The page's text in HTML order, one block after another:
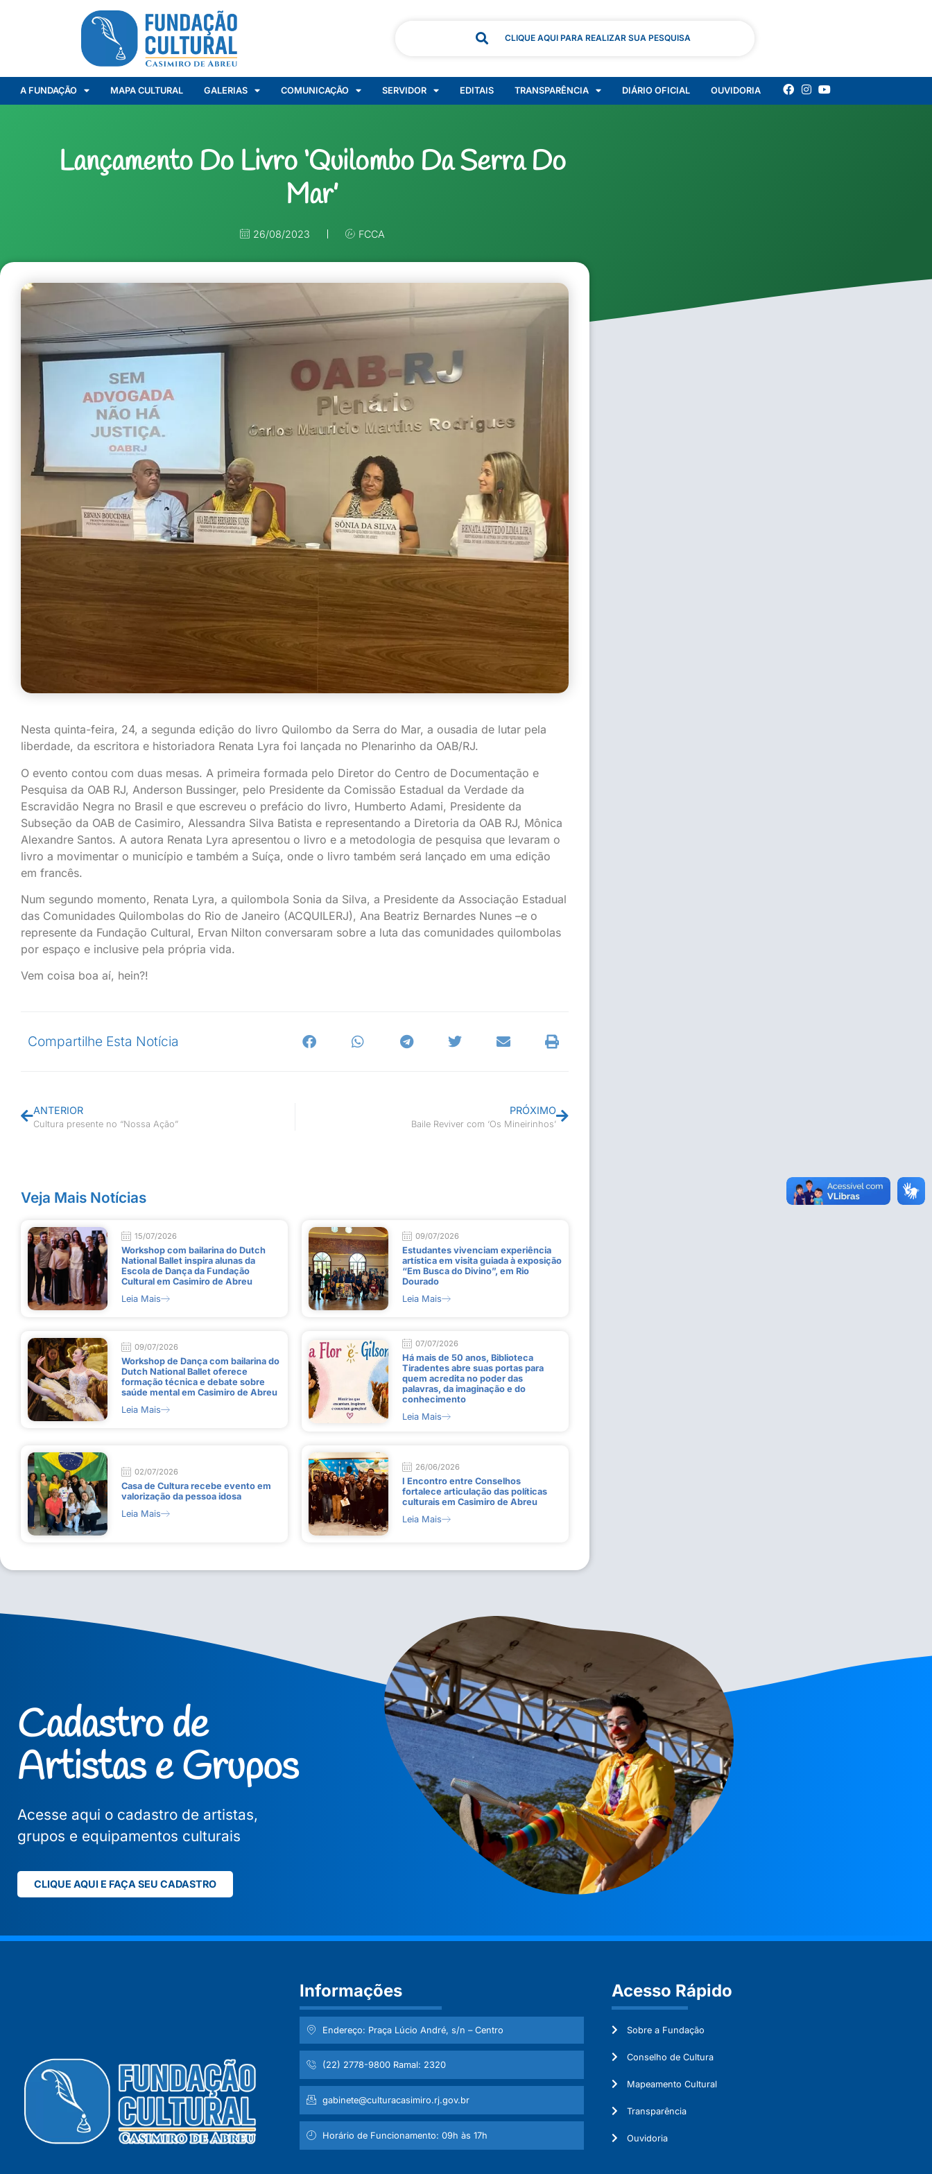
CLIQUE AQUI PARA REALIZAR SUA PESQUISA
A FUNDAÇÃO MAPA CULTURAL GALERIAS COMUNICAÇÃO SERVIDOR EDITAIS TRANSPARÊNCIA DIÁRIO OFICIAL OUVIDORIA
Lançamento Do Livro ‘Quilombo Da Serra Do
Mar’
26/08/2023 FCCA
Nesta quinta-feira, 24, a segunda edição do livro Quilombo da Serra do Mar, a ousadia de lutar pela
liberdade, da escritora e historiadora Renata Lyra foi lançada no Plenarinho da OAB/RJ.
O evento contou com duas mesas. A primeira formada pelo Diretor do Centro de Documentação e
Pesquisa da OAB RJ, Anderson Bussinger, pelo Presidente da Comissão Estadual da Verdade da
Escravidão Negra no Brasil e que escreveu o prefácio do livro, Humberto Adami, Presidente da
Subseção da OAB de Casimiro, Alessandra Silva Batista e representando a Diretoria da OAB RJ, Mônica
Alexandre Santos. A autora Renata Lyra apresentou o livro e a metodologia de pesquisa que levaram o
livro a movimentar o município e também a Suíça, onde o livro também será lançado em uma edição
em francês.
Num segundo momento, Renata Lyra, a quilombola Sonia da Silva, a Presidente da Associação Estadual
das Comunidades Quilombolas do Rio de Janeiro (ACQUILERJ), Ana Beatriz Bernardes Nunes –e o
represente da Fundação Cultural, Ervan Nilton conversaram sobre a luta das comunidades quilombolas
por espaço e inclusive pela própria vida.
Vem coisa boa aí, hein?!
Compartilhe Esta Notícia
ANTERIOR
Cultura presente no “Nossa Ação”
PRÓXIMO
Baile Reviver com ‘Os Mineirinhos’
Veja Mais Notícias
15/07/2026
Workshop com bailarina do Dutch
National Ballet inspira alunas da
Escola de Dança da Fundação
Cultural em Casimiro de Abreu
Leia Mais
09/07/2026
Estudantes vivenciam experiência
artística em visita guiada à exposição
“Em Busca do Divino”, em Rio
Dourado
Leia Mais
09/07/2026
Workshop de Dança com bailarina do
Dutch National Ballet oferece
formação técnica e debate sobre
saúde mental em Casimiro de Abreu
Leia Mais
07/07/2026
Há mais de 50 anos, Biblioteca
Tiradentes abre suas portas para
quem acredita no poder das
palavras, da imaginação e do
conhecimento
Leia Mais
02/07/2026
Casa de Cultura recebe evento em
valorização da pessoa idosa
Leia Mais
26/06/2026
I Encontro entre Conselhos
fortalece articulação das políticas
culturais em Casimiro de Abreu
Leia Mais
Cadastro de
Artistas e Grupos
Acesse aqui o cadastro de artistas,
grupos e equipamentos culturais
CLIQUE AQUI E FAÇA SEU CADASTRO
Informações
Endereço: Praça Lúcio André, s/n – Centro
(22) 2778-9800 Ramal: 2320
gabinete@culturacasimiro.rj.gov.br
Horário de Funcionamento: 09h às 17h
Acesso Rápido
Sobre a Fundação
Conselho de Cultura
Mapeamento Cultural
Transparência
Ouvidoria